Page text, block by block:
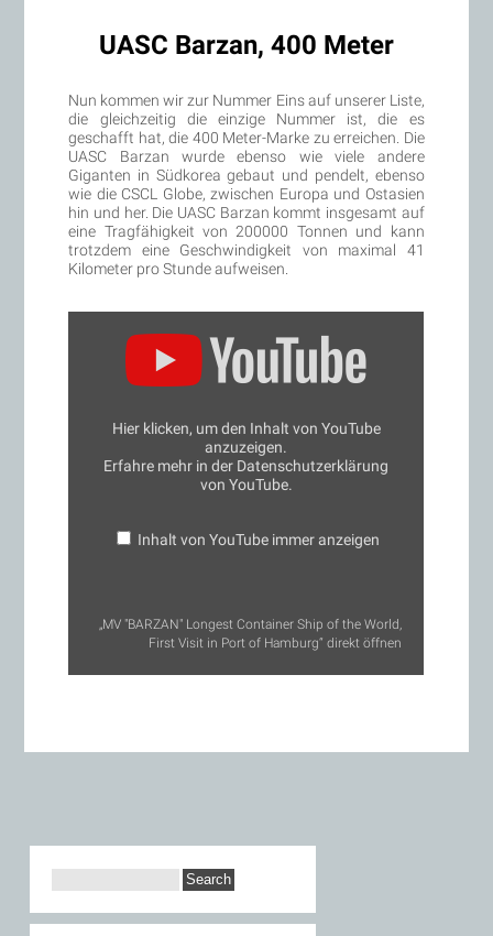
UASC Barzan, 400 Meter
Nun kommen wir zur Nummer Eins auf unserer Liste,
die gleichzeitig die einzige Nummer ist, die es
geschafft hat, die 400 Meter-Marke zu erreichen. Die
UASC Barzan wurde ebenso wie viele andere
Giganten in Südkorea gebaut und pendelt, ebenso
wie die CSCL Globe, zwischen Europa und Ostasien
hin und her. Die UASC Barzan kommt insgesamt auf
eine Tragfähigkeit von 200000 Tonnen und kann
trotzdem eine Geschwindigkeit von maximal 41
Kilometer pro Stunde aufweisen.
"BARZAN"
Container
Hamburg“
Hier klicken, um den Inhalt von YouTube
anzuzeigen.
Erfahre mehr in der Datenschutzerklärung
von YouTube.
Inhalt von YouTube immer anzeigen
„MV "BARZAN" Longest Container Ship of the World,
First Visit in Port of Hamburg“ direkt öffnen